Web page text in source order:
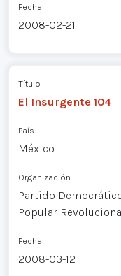
Fecha
2008-02-21
Título
El Insurgente 104
País
México
Organización
Partido
Popular
Fecha
2008-03-12